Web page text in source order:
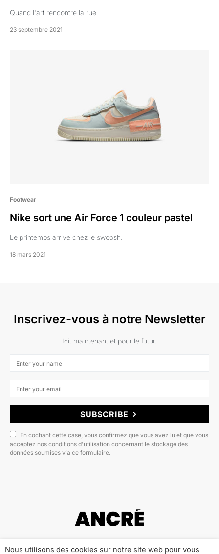
Quand l'art rencontre la rue.
23 septembre 2021
Footwear
Nike sort une Air Force 1 couleur pastel
Le printemps arrive chez le swoosh.
18 mars 2021
Inscrivez-vous à notre Newsletter
Ici, maintenant et pour le futur.
SUBSCRIBE
En cochant cette case, vous confirmez que vous avez lu et que vous
acceptez nos conditions d'utilisation concernant le stockage des
données soumises via ce formulaire.
Nous utilisons des cookies sur notre site web pour vous